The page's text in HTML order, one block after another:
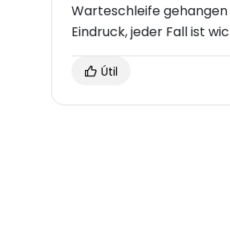
Warteschleife
Eindruck, jeder Fall ist
Útil